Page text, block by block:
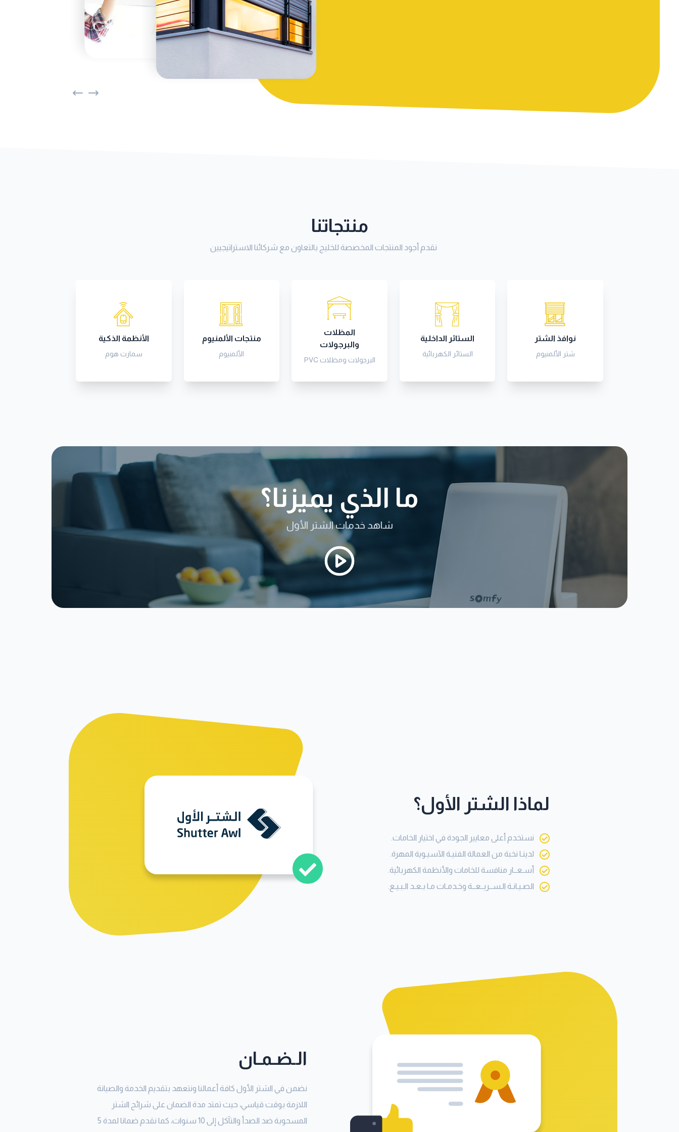
منتجاتنا
نقدم أجود المنتجات المخصصة للخليج بالتعاون مع شركائنا الاستراتيجيين
نوافذ الشتر
شتر الألمنيوم
الستائر الداخلية
الستائر الكهربائية
المظلات
والبرجولات
البرجولات ومظلات PVC
منتجات الألمنيوم
الألمنيوم
الأنظمة الذكية
سمارت هوم
ما الذي يميزنا؟
شاهد خدمات الشتر الأول
لماذا الشتر الأول؟
نستخدم أعلى معايير الجودة في اختيار الخامات.
لدينـا نخبة من العمالة الفنيـة الآسيـوية المهرة.
أسـعــار منافسة للخامات والأنظمة الكهربائية.
الصـيـانـة الـســريــعــة وخـدمـات مـا بـعـد الـبـيـع.
الـضـمـان
نضمن في الشتر الأول كافة أعمالنا ونتعهد بتقديم الخدمة والصيانة
اللازمة بوقت قياسي، حيث تمتد مدة الضمان على شرائح الشتر
المسحوبة ضد الصدأ والتآكل إلى 10 سنوات، كما نقدم ضمانا لمدة 5